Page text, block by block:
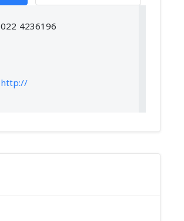
022 4236196
http://